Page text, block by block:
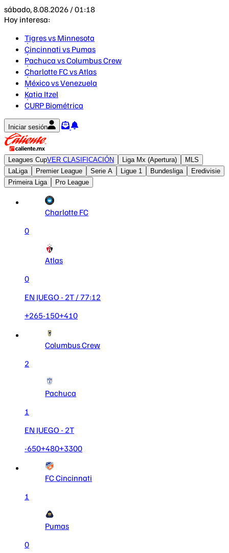
sábado, 8.08.2026 / 01:18
Hoy interesa:
Tigres vs Minnesota
Cincinnati vs Pumas
Pachuca vs Columbus Crew
Charlotte FC vs Atlas
México vs Venezuela
Katia Itzel
CURP Biométrica
Iniciar sesión
Leagues CupVER CLASIFICACIÓN Liga Mx (Apertura)
MLS
LaLiga
Premier League Serie A Ligue 1 Bundesliga
Eredivisie
Primeira Liga
Pro League
Charlotte FC
0
Atlas
0
EN JUEGO - 2T/ 77:12
+265-150+410
Columbus Crew
2
Pachuca
1
EN JUEGO - 2T
-650+480+3300
FC Cincinnati
1
Pumas
0